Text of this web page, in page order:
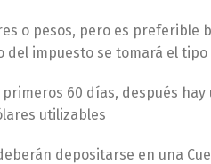
o pesos, pero es preferible
del impuesto se tomará el
primeros 60 días, después
utilizables
depositarse en una